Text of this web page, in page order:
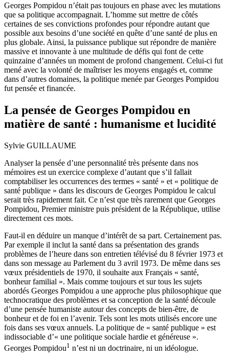
Georges Pompidou n’était pas toujours en phase avec les mutations
que sa politique accompagnait. L’homme sut mettre de côtés
certaines de ses convictions profondes pour répondre autant que
possible aux besoins d’une société en quête d’une santé de plus en
plus globale. Ainsi, la puissance publique sut répondre de manière
massive et innovante à une multitude de défis qui font de cette
quinzaine d’années un moment de profond changement. Celui-ci fut
mené avec la volonté de maîtriser les moyens engagés et, comme
dans d’autres domaines, la politique menée par Georges Pompidou
fut pensée et financée.
La pensée de Georges Pompidou en
matière de santé : humanisme et lucidité
Sylvie GUILLAUME
Analyser la pensée d’une personnalité très présente dans nos
mémoires est un exercice complexe d’autant que s’il fallait
comptabiliser les occurrences des termes « santé » et « politique de
santé publique » dans les discours de Georges Pompidou le calcul
serait très rapidement fait. Ce n’est que très rarement que Georges
Pompidou, Premier ministre puis président de la République, utilise
directement ces mots.
Faut-il en déduire un manque d’intérêt de sa part. Certainement pas.
Par exemple il inclut la santé dans sa présentation des grands
problèmes de l’heure dans son entretien télévisé du 8 février 1973 et
dans son message au Parlement du 3 avril 1973. De même dans ses
vœux présidentiels de 1970, il souhaite aux Français « santé,
bonheur familial ». Mais comme toujours et sur tous les sujets
abordés Georges Pompidou a une approche plus philosophique que
technocratique des problèmes et sa conception de la santé découle
d’une pensée humaniste autour des concepts de bien-être, de
bonheur et de foi en l’avenir. Tels sont les mots utilisés encore une
fois dans ses vœux annuels. La politique de « santé publique » est
indissociable d’« une politique sociale hardie et généreuse ».
Georges Pompidou1 n’est ni un doctrinaire, ni un idéologue.